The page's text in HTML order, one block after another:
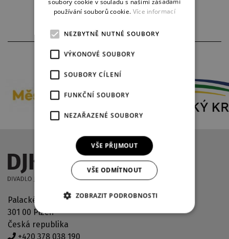
PARTNEŘI DIVADLA
Palackého náměstí 2971/30
301 00 Plzeň
Česká republika
+420 378 038 190
používání souborů cookie. Více informací
NEZBYTNĚ NUTNÉ SOUBORY
VÝKONOVÉ SOUBORY
SOUBORY CÍLENÍ
FUNKČNÍ SOUBORY
NEZAŘAZENÉ SOUBORY
VŠE PŘIJMOUT
VŠE ODMÍTNOUT
ZOBRAZIT PODROBNOSTI